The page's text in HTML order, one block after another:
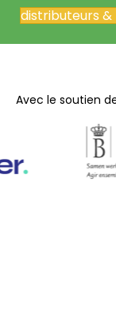
distributeurs
Avec le soutien